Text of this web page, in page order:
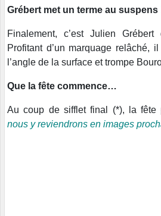
Grébert met un terme au suspens
Finalement, c’est Julien
Profitant d’un marquage relâché,
l’angle de la surface et trompe
Que la fête commence…
Au coup de sifflet final (*), la fête
nous y reviendrons en images